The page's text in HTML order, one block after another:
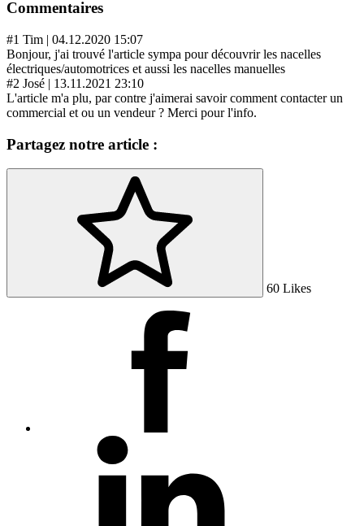
Commentaires
#1 Tim | 04.12.2020 15:07
Bonjour, j'ai trouvé l'article sympa pour découvrir les nacelles
électriques/automotrices et aussi les nacelles manuelles
#2 José | 13.11.2021 23:10
L'article m'a plu, par contre j'aimerai savoir comment contacter un
commercial et ou un vendeur ? Merci pour l'info.
Partagez notre article :
60 Likes